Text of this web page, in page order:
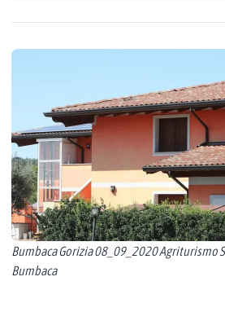
Bumbaca Gorizia 08_09_2020 Agriturismo
Bumbaca